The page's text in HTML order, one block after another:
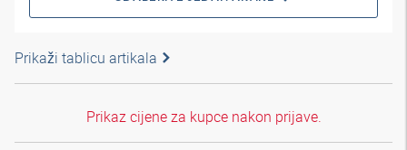
Prikaži tablicu artikala
Prikaz cijene za kupce nakon prijave.